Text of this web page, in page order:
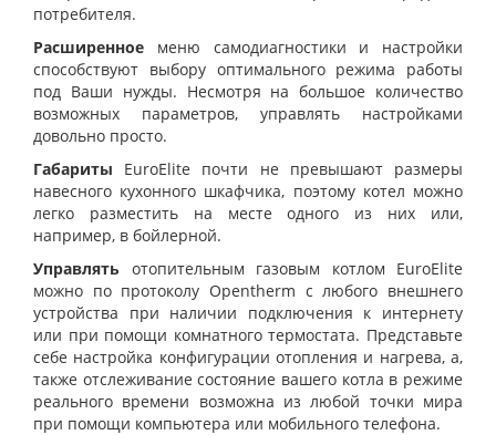
потребителя.
Расширенное меню самодиагностики и настройки
способствуют выбору оптимального режима работы
под Ваши нужды. Несмотря на большое количество
возможных параметров, управлять настройками
довольно просто.
Габариты EuroElite почти не превышают размеры
навесного кухонного шкафчика, поэтому котел можно
легко разместить на месте одного из них или,
например, в бойлерной.
Управлять отопительным газовым котлом EuroElite
можно по протоколу Opentherm с любого внешнего
устройства при наличии подключения к интернету
или при помощи комнатного термостата. Представьте
себе настройка конфигурации отопления и нагрева, а,
также отслеживание состояние вашего котла в режиме
реального времени возможна из любой точки мира
при помощи компьютера или мобильного телефона.